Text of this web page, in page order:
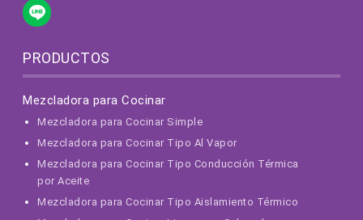
PRODUCTOS
Mezcladora para Cocinar
Mezcladora para Cocinar Simple
Mezcladora para Cocinar Tipo Al Vapor
Mezcladora para Cocinar Tipo Conducción Térmica
por Aceite
Mezcladora para Cocinar Tipo Aislamiento Térmico